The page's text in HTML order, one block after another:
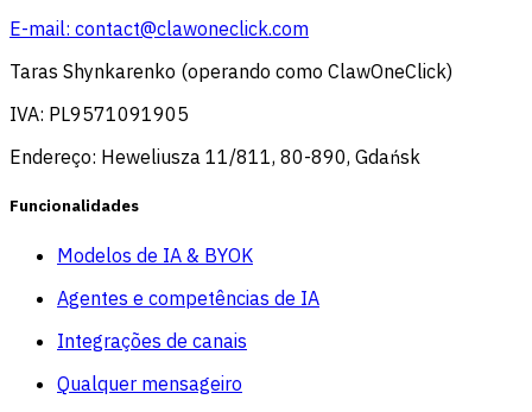
E-mail: contact@clawoneclick.com
Taras Shynkarenko (operando como ClawOneClick)
IVA: PL9571091905
Endereço: Heweliusza 11/811, 80-890, Gdańsk
Funcionalidades
Modelos de IA & BYOK
Agentes e competências de IA
Integrações de canais
Qualquer mensageiro